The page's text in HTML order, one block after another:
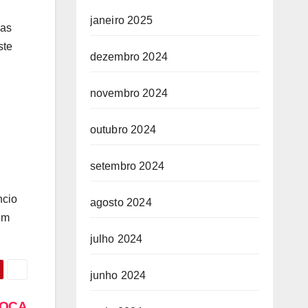
janeiro 2025
dezembro 2024
novembro 2024
outubro 2024
setembro 2024
agosto 2024
julho 2024
junho 2024